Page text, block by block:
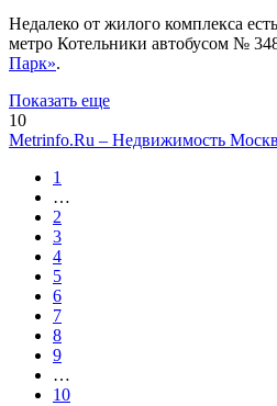
Недалеко от жилого комплекса
метро Котельники автобусом №
Парк».
Показать еще
10
Metrinfo.Ru – Недвижимость
1
…
2
3
4
5
6
7
8
9
…
10